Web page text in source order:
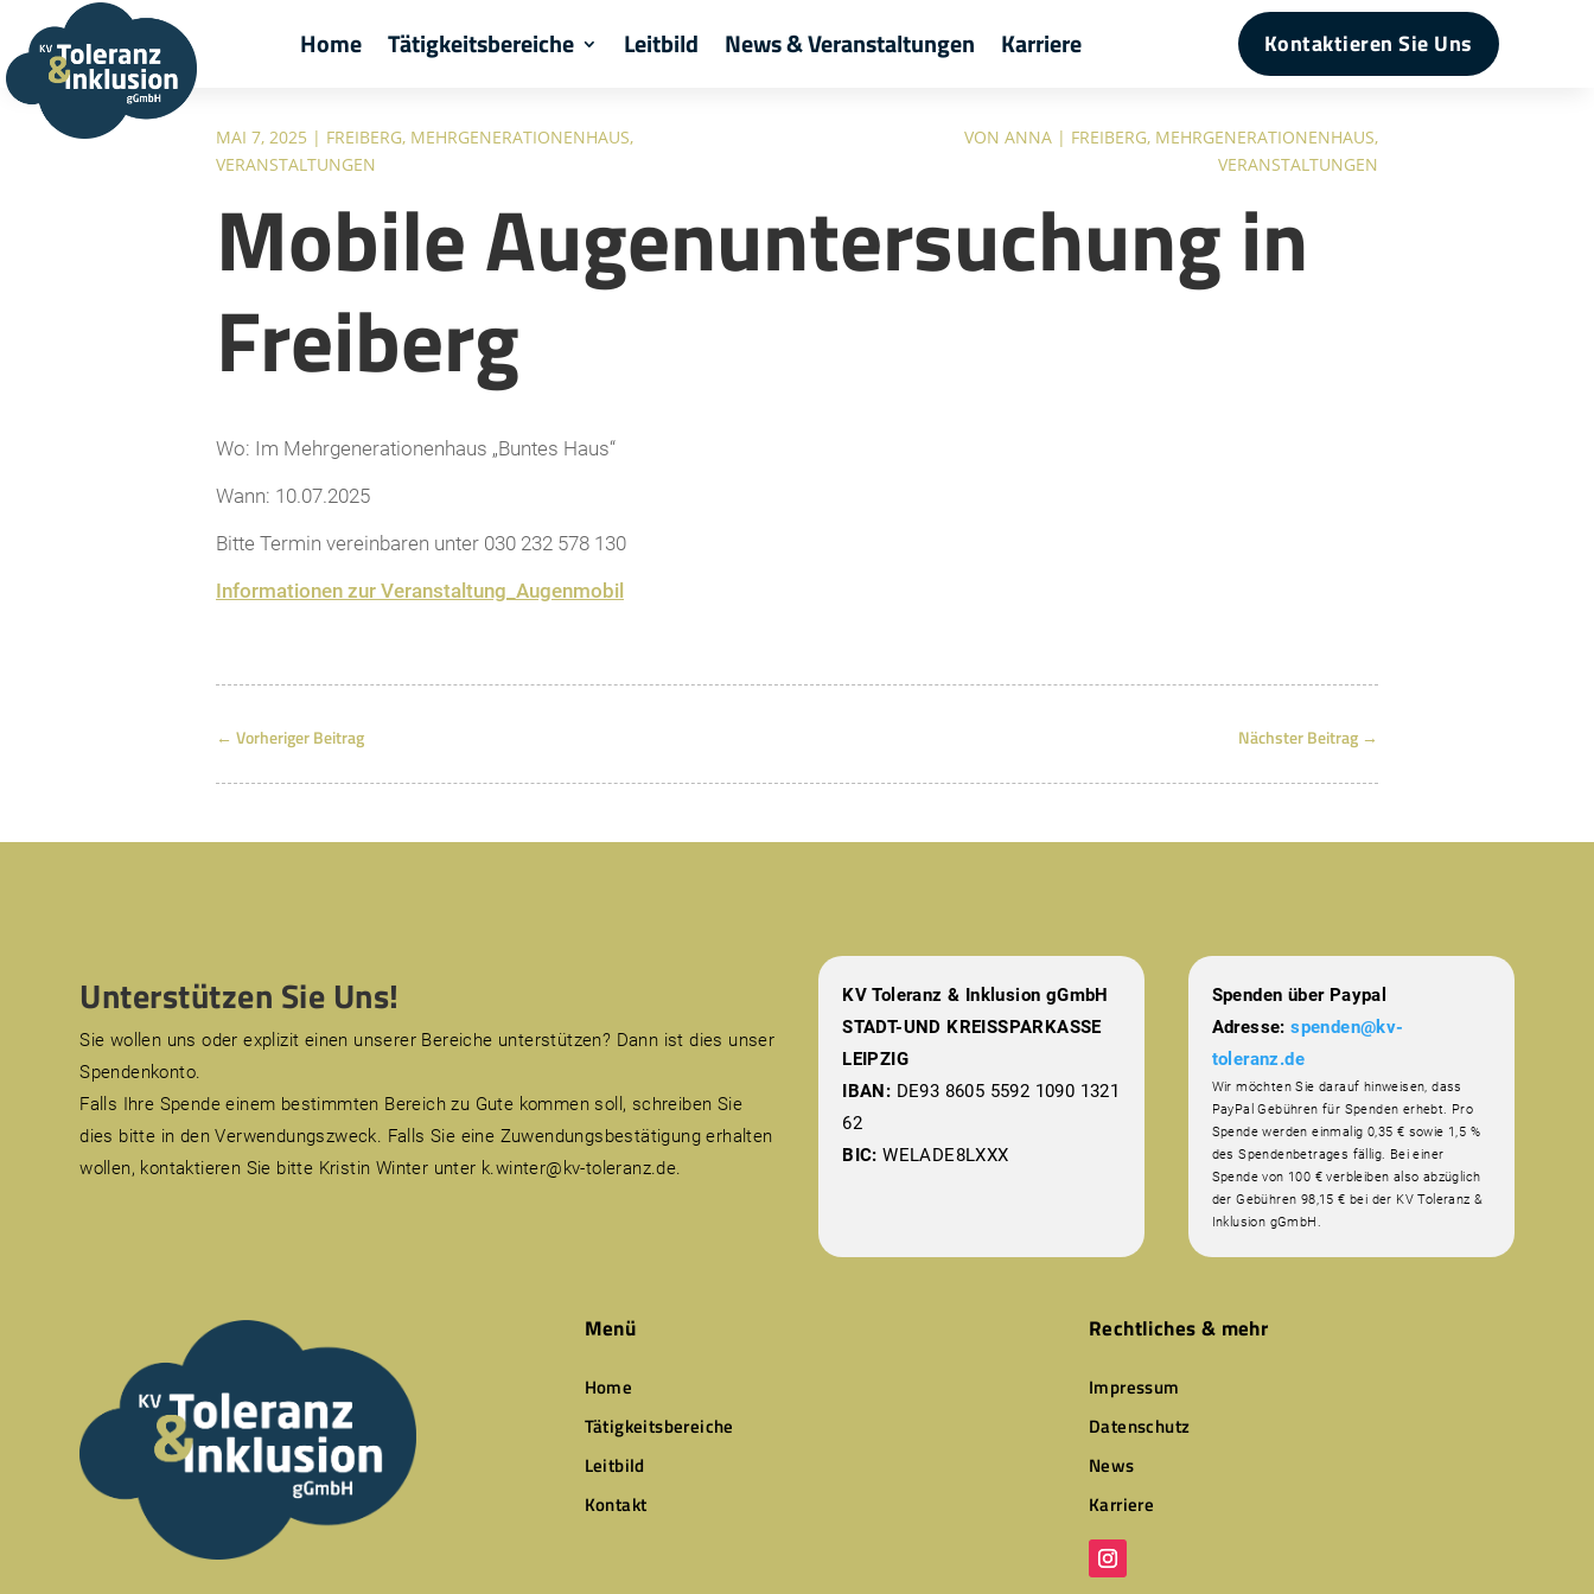
Home Tätigkeitsbereiche Leitbild News & Veranstaltungen Karriere Kontaktieren Sie Uns
MAI 7, 2025 | FREIBERG, MEHRGENERATIONENHAUS,
VERANSTALTUNGEN
VON ANNA| FREIBERG, MEHRGENERATIONENHAUS,
VERANSTALTUNGEN
Mobile Augenuntersuchung in
Freiberg
Wo: Im Mehrgenerationenhaus „Buntes Haus“
Wann: 10.07.2025
Bitte Termin vereinbaren unter 030 232 578 130
Informationen zur Veranstaltung_Augenmobil
← Vorheriger Beitrag Nächster Beitrag →
Unterstützen Sie Uns!
Sie wollen uns oder explizit einen unserer Bereiche unterstützen? Dann ist dies unser
Spendenkonto.
Falls Ihre Spende einem bestimmten Bereich zu Gute kommen soll, schreiben Sie
dies bitte in den Verwendungszweck. Falls Sie eine Zuwendungsbestätigung erhalten
wollen, kontaktieren Sie bitte Kristin Winter unter k.winter@kv-toleranz.de.
KV Toleranz & Inklusion gGmbH
STADT-UND KREISSPARKASSE
LEIPZIG
IBAN: DE93 8605 5592 1090 1321
62
BIC: WELADE8LXXX
Spenden über Paypal
Adresse: spenden@kv-
toleranz.de
Wir möchten Sie darauf hinweisen, dass
PayPal Gebühren für Spenden erhebt. Pro
Spende werden einmalig 0,35 € sowie 1,5 %
des Spendenbetrages fällig. Bei einer
Spende von 100 € verbleiben also abzüglich
der Gebühren 98,15 € bei der KV Toleranz &
Inklusion gGmbH.
Menü
Home
Tätigkeitsbereiche
Leitbild
Kontakt
Rechtliches & mehr
Impressum
Datenschutz
News
Karriere